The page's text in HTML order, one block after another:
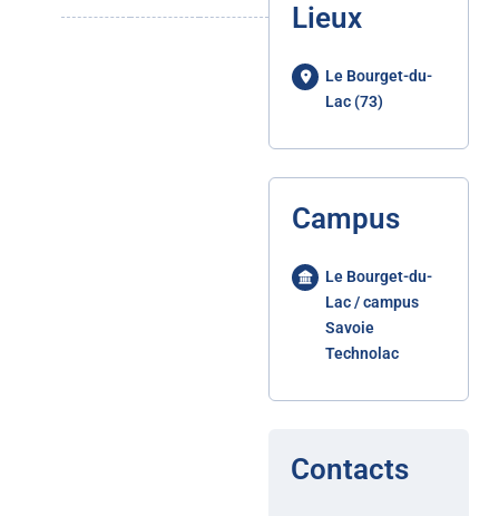
Lieux
Le Bourget-du-
Lac (73)
Campus
Le Bourget-du-
Lac / campus
Savoie
Technolac
Contacts